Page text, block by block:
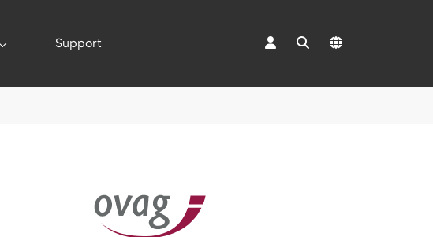
Submenu for "Mediacenter"
Support